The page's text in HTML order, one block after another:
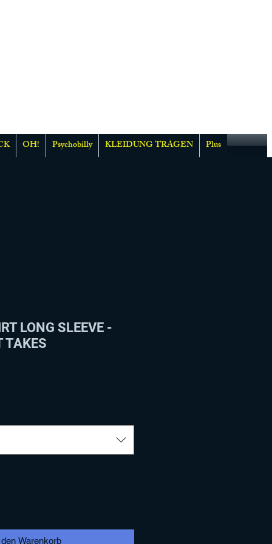
OH! Psychobilly KLEIDUNG TRAGEN Plus
LONG SLEEVE -
TAKES
den Warenkorb